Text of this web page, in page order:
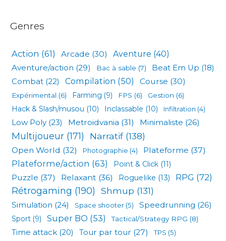
Genres
Action (61) Arcade (30) Aventure (40)
Aventure/action (29) Bac à sable (7) Beat Em Up (18)
Combat (22) Compilation (50) Course (30)
Expérimental (6) Farming (9) FPS (6) Gestion (6)
Hack & Slash/musou (10) Inclassable (10) Infiltration (4)
Low Poly (23) Metroidvania (31) Minimaliste (26)
Multijoueur (171) Narratif(138)
Open World (32) Photographie (4) Plateforme (37)
Plateforme/action (63) Point & Click (11)
Puzzle (37) Relaxant (36) Roguelike (13) RPG (72)
Rétrogaming (190) Shmup (131)
Simulation (24) Space shooter (5) Speedrunning (26)
Sport (9) Super BO (53) Tactical/Strategy RPG (8)
Time attack (20) Tour par tour (27) TPS (5)